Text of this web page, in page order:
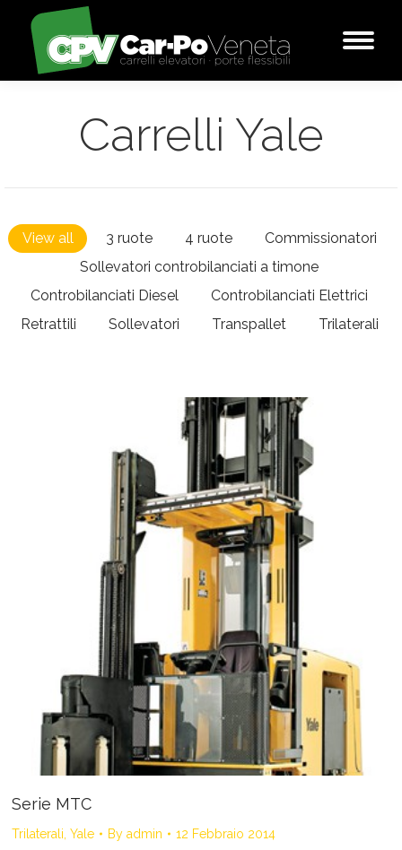
Carrelli Yale
View all 3 ruote 4 ruote
Commissionatori
Sollevatori controbilanciati a timone
Controbilanciati Diesel
Controbilanciati Elettrici
Retrattili
Sollevatori Transpallet Trilaterali
Serie MTC
Trilaterali Yale By admin 12 Febbraio 2014